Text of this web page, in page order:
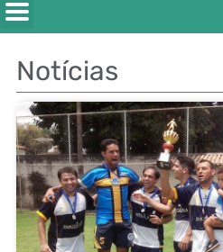
Notícias